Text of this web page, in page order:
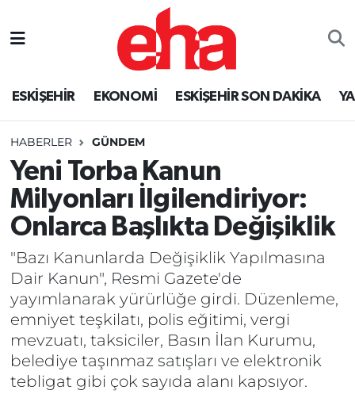
ESKİŞEHİR EKONOMİ ESKİŞEHİR SON DAKİKA
HABERLER GÜNDEM
Yeni Torba Kanun
Milyonları İlgilendiriyor:
Onlarca Başlıkta Değişiklik
"Bazı Kanunlarda Değişiklik Yapılmasına
Dair Kanun", Resmi Gazete'de
yayımlanarak yürürlüğe girdi. Düzenleme,
emniyet teşkilatı, polis eğitimi, vergi
mevzuatı, taksiciler, Basın İlan Kurumu,
belediye taşınmaz satışları ve elektronik
tebligat gibi çok sayıda alanı kapsıyor.